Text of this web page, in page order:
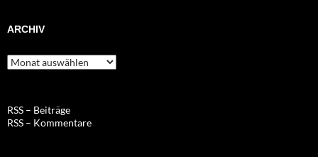
ARCHIV
Archiv
RSS – Beiträge
RSS – Kommentare